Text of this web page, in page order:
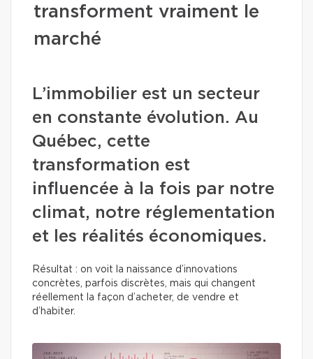
transforment vraiment le
marché
L’immobilier est un secteur
en constante évolution. Au
Québec, cette
transformation est
influencée à la fois par notre
climat, notre réglementation
et les réalités économiques.
Résultat : on voit la naissance d’innovations
concrètes, parfois discrètes, mais qui changent
réellement la façon d’acheter, de vendre et
d’habiter.